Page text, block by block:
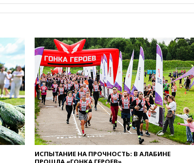
вчера, 21:00В России вновь
обсуждают эксперимент по
вчера, 20:45Матвиенко:
россиянам могут
рекомендовать не посещать
Армению
вчера, 20:35 ПВО за день
сбила еще 281 украинский
беспилотник над Россией
вчера, 20:27 Ямпольская
призвала оптимизировать
олимпиады для поступления в
вузы
вчера, 20:15Минтранс
ИСПЫТАНИЕ НА ПРОЧНОСТЬ: В АЛАБИНЕ